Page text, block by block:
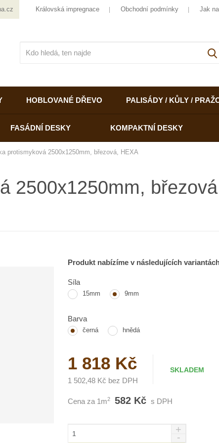
Královská impregnace Obchodní podmínky Jak
HOBLOVANÉ DŘEVO PALISÁDY / KŮLY /
FASÁDNÍ DESKY KOMPAKTNÍ DESKY
protismyková 2500x1250mm, březová, HEXA
2500x1250mm,
Produkt nabízíme v následujících
Síla
15mm 9mm
Barva
černá hnědá
1 818 Kč
1 502,48 Kč bez DPH
SKLADEM
Cena za 1m2 582 Kč s DPH
N
S